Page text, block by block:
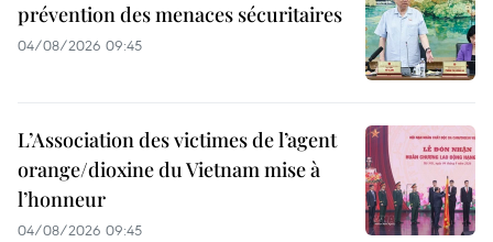
prévention des menaces sécuritaires
04/08/2026 09:45
L’Association des victimes de l’agent
orange/dioxine du Vietnam mise à
l’honneur
04/08/2026 09:45